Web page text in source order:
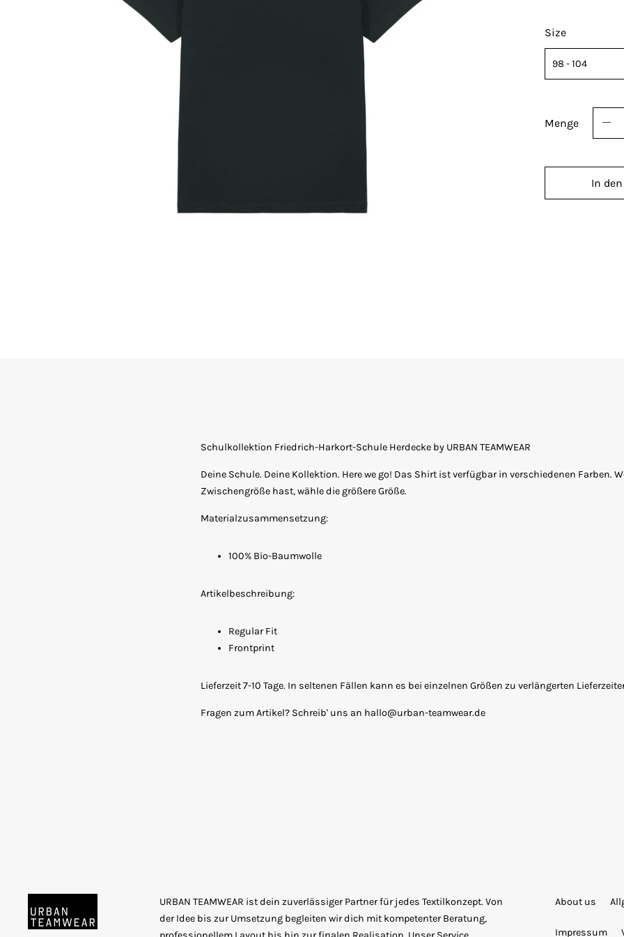
Size
Menge
In
Schulkollektion Friedrich-Harkort-Schule Herdecke by URBAN TEAMWEAR
Deine Schule. Deine Kollektion. Here we go! Das Shirt ist verfügbar in verschiedenen Farben.
Zwischengröße hast, wähle die größere Größe.
Materialzusammensetzung:
100% Bio-Baumwolle
Artikelbeschreibung:
Regular Fit
Frontprint
Lieferzeit 7-10 Tage. In seltenen Fällen kann es bei einzelnen Größen zu verlängerten
Fragen zum Artikel? Schreib' uns an hallo@urban-teamwear.de
URBAN TEAMWEAR ist dein zuverlässiger Partner für jedes Textilkonzept. Von
der Idee bis zur Umsetzung begleiten wir dich mit kompetenter Beratung,
About us
Impressum